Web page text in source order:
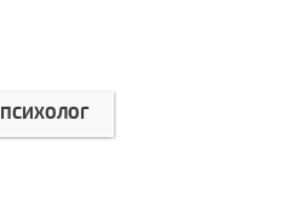
ПСИХОЛОГ